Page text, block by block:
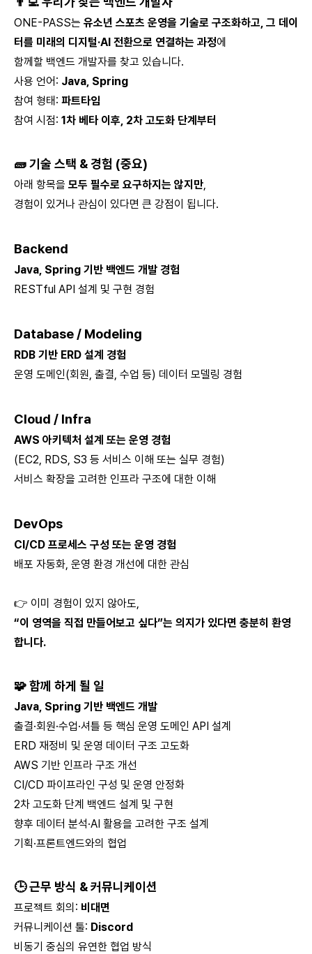
ONE-PASS는 유소년 스포츠 운영을 기술로 구조화하고, 그 데이
터를 미래의 디지털·AI 전환으로 연결하는 과정에
함께할 백엔드 개발자를 찾고 있습니다.
사용 언어: Java, Spring
참여 형태: 파트타임
참여 시점: 1차 베타 이후, 2차 고도화 단계부터
🧱 기술 스택 & 경험 (중요)
아래 항목을 모두 필수로 요구하지는 않지만,
경험이 있거나 관심이 있다면 큰 강점이 됩니다.
Backend
Java, Spring 기반 백엔드 개발 경험
RESTful API 설계 및 구현 경험
Database / Modeling
RDB 기반 ERD 설계 경험
운영 도메인(회원, 출결, 수업 등) 데이터 모델링 경험
Cloud / Infra
AWS 아키텍처 설계 또는 운영 경험
(EC2, RDS, S3 등 서비스 이해 또는 실무 경험)
서비스 확장을 고려한 인프라 구조에 대한 이해
DevOps
CI/CD 프로세스 구성 또는 운영 경험
배포 자동화, 운영 환경 개선에 대한 관심
👉 이미 경험이 있지 않아도,
“이 영역을 직접 만들어보고 싶다”는 의지가 있다면 충분히 환영
합니다.
🧩 함께 하게 될 일
Java, Spring 기반 백엔드 개발
출결·회원·수업·셔틀 등 핵심 운영 도메인 API 설계
ERD 재정비 및 운영 데이터 구조 고도화
AWS 기반 인프라 구조 개선
CI/CD 파이프라인 구성 및 운영 안정화
2차 고도화 단계 백엔드 설계 및 구현
향후 데이터 분석·AI 활용을 고려한 구조 설계
기획·프론트엔드와의 협업
🕒 근무 방식 & 커뮤니케이션
프로젝트 회의: 비대면
커뮤니케이션 툴: Discord
비동기 중심의 유연한 협업 방식